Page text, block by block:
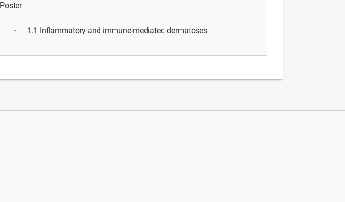
Poster
1.1 Inflammatory and immune-mediated dermatoses